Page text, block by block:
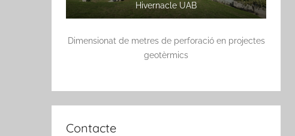
Hivernacle UAB
Dimensionat de metres de perforació en projectes
geotèrmics
Contacte